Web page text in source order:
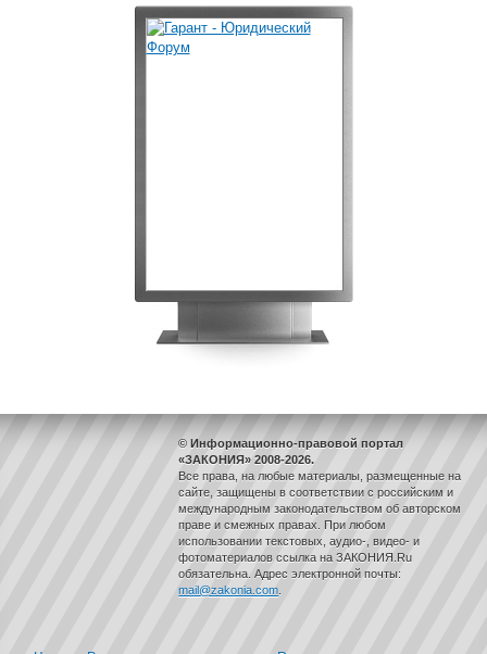
© Информационно-правовой портал
«ЗАКОНИЯ» 2008-2026.
Все права, на любые материалы, размещенные на
сайте, защищены в соответствии с российским и
международным законодательством об авторском
праве и смежных правах. При любом
использовании текстовых, аудио-, видео- и
фотоматериалов ссылка на ЗАКОНИЯ.Ru
обязательна. Адрес электронной почты:
mail@zakonia.com